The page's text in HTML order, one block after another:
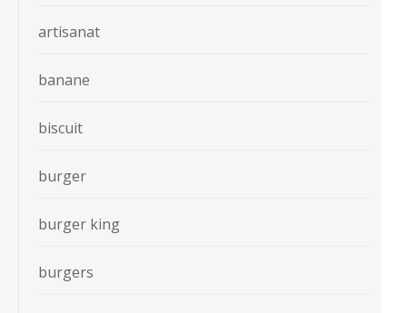
artisanat
banane
biscuit
burger
burger king
burgers